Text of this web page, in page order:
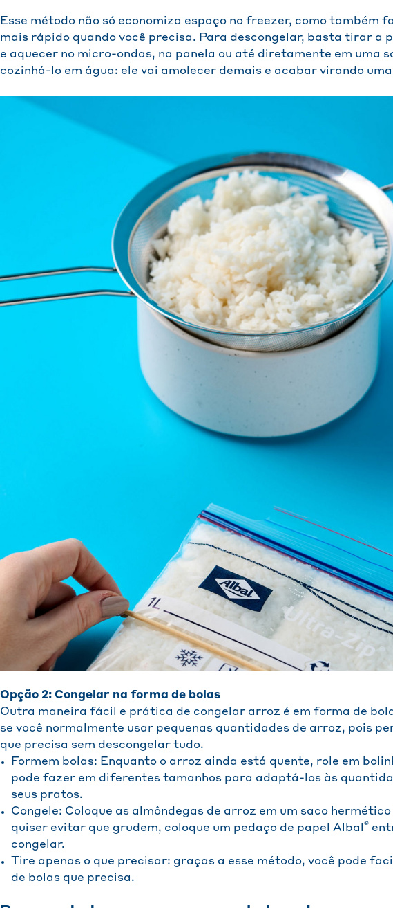
Esse método não só economiza espaço no freezer, como também
mais rápido quando você precisa. Para descongelar, basta tirar a
e aquecer no micro-ondas, na panela ou até diretamente em uma
cozinhá-lo em água: ele vai amolecer demais e acabar virando
Opção 2: Congelar na forma de bolas
Outra maneira fácil e prática de congelar arroz é em forma de
se você normalmente usar pequenas quantidades de arroz, pois
que precisa sem descongelar tudo.
Formem bolas: Enquanto o arroz ainda está quente, role em
pode fazer em diferentes tamanhos para adaptá-los às
seus pratos.
Congele: Coloque as almôndegas de arroz em um saco hermético
quiser evitar que grudem, coloque um pedaço de papel Albal ®
congelar.
Tire apenas o que precisar: graças a esse método, você pode
de bolas que precisa.